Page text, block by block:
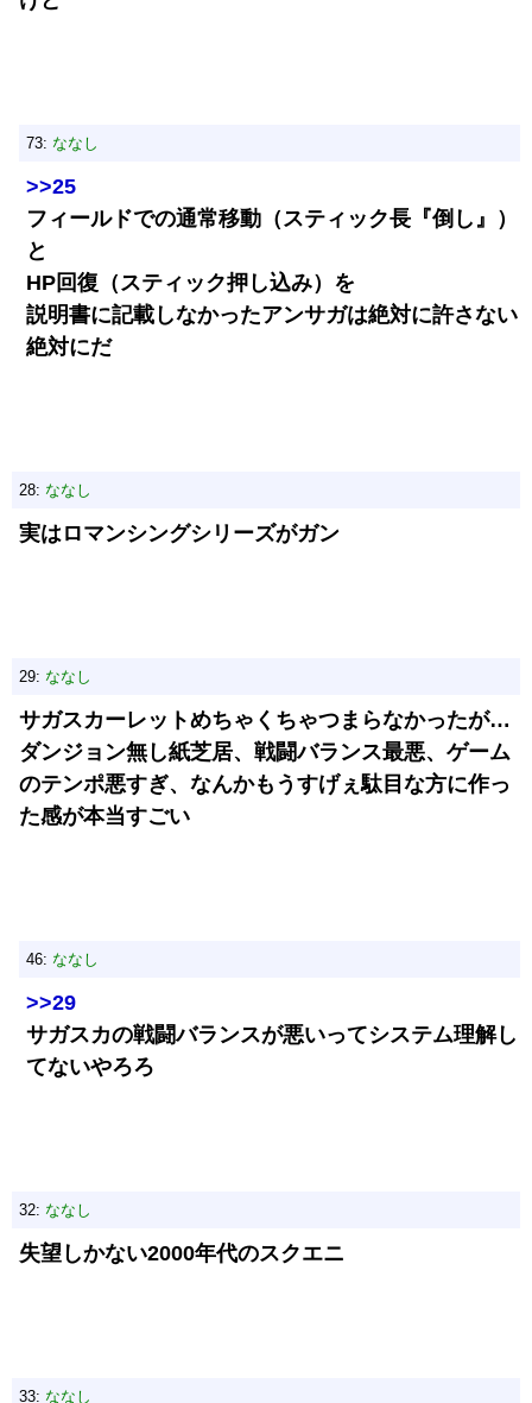
73: ななし
>>25
フィールドでの通常移動（スティック長『倒し』）
と
HP回復（スティック押し込み）を
説明書に記載しなかったアンサガは絶対に許さない
絶対にだ
28: ななし
実はロマンシングシリーズがガン
29: ななし
サガスカーレットめちゃくちゃつまらなかったが…
ダンジョン無し紙芝居、戦闘バランス最悪、ゲーム
のテンポ悪すぎ、なんかもうすげぇ駄目な方に作っ
た感が本当すごい
46: ななし
>>29
サガスカの戦闘バランスが悪いってシステム理解し
てないやろろ
32: ななし
失望しかない2000年代のスクエニ
33: ななし